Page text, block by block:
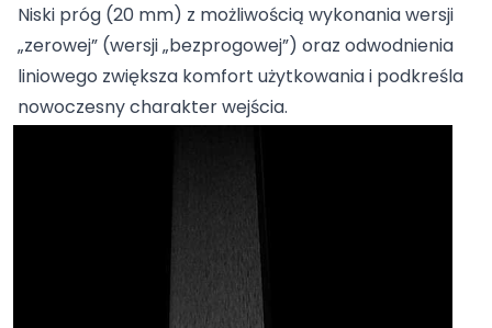
Niski próg (20 mm) z możliwością wykonania wersji
„zerowej” (wersji „bezprogowej”) oraz odwodnienia
liniowego zwiększa komfort użytkowania i podkreśla
nowoczesny charakter wejścia.